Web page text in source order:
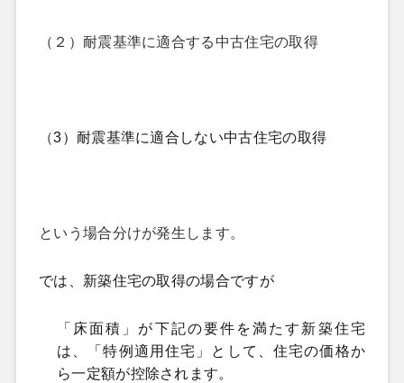
（２） 耐震基準に適合する中古住宅の取得
（3）耐震基準に適合しない中古住宅の取得
という場合分けが発生します。
では、新築住宅の取得の場合ですが
「床面積」が下記の要件を満たす新築住宅
は、「特例適用住宅」として、住宅の価格か
ら一定額が控除されます。